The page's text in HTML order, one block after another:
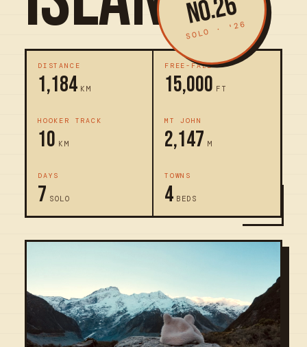
No.26
SOLO · '26
DISTANCE
1,184 KM
FREE-FALL
15,000 FT
HOOKER TRACK
10 KM
MT JOHN
2,147 M
DAYS
7 SOLO
TOWNS
4 BEDS